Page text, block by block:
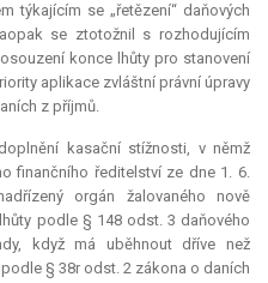
týkajícím se „řetězení“ daňových
se ztotožnil s rozhodujícím
konce lhůty pro stanovení
aplikace zvláštní právní úpravy
z příjmů.
kasační stížnosti, v němž
finančního ředitelství ze dne 1. 6.
orgán žalovaného nově
podle § 148 odst. 3 daňového
když má uběhnout dříve než
§ 38r odst. 2 zákona o daních